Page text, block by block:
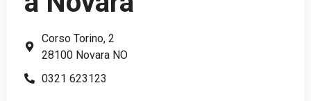
Corso Torino, 2
28100 Novara NO
0321 623123